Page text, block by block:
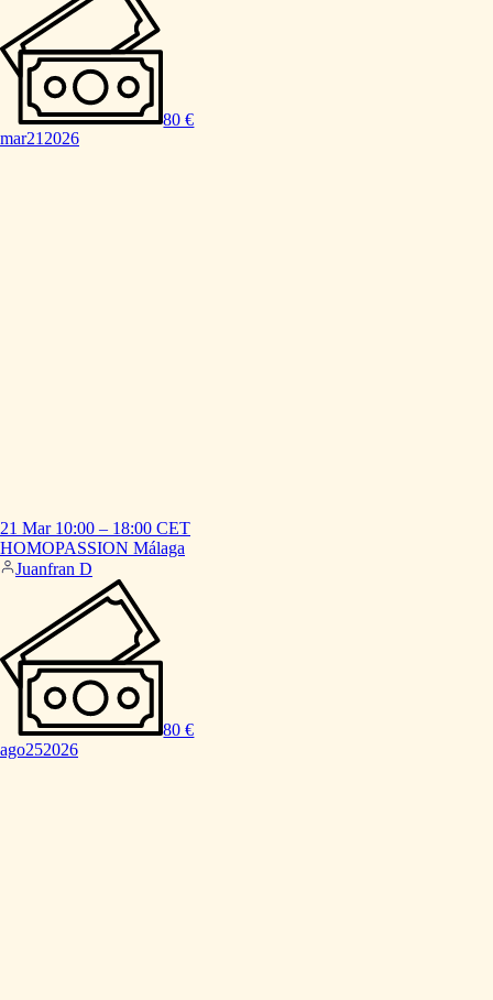
80 €
mar21 2026
21 Mar 10:00 – 18:00 CET
HOMOPASSION Málaga
Juanfran D
80 €
ago252026